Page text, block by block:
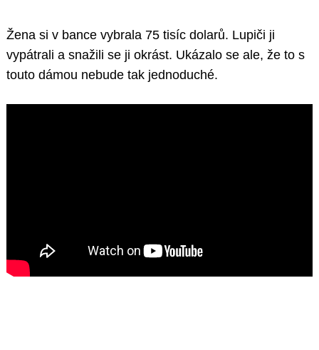
Žena si v bance vybrala 75 tisíc dolarů. Lupiči ji
vypátrali a snažili se ji okrást. Ukázalo se ale, že to s
touto dámou nebude tak jednoduché.